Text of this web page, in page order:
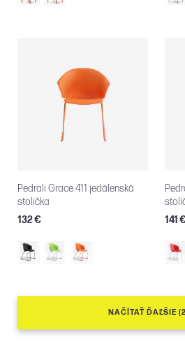
Pedrali Grace 411 jedálenská
stolička
132 €
141
NAČÍTAŤ ĎAĽŠIE